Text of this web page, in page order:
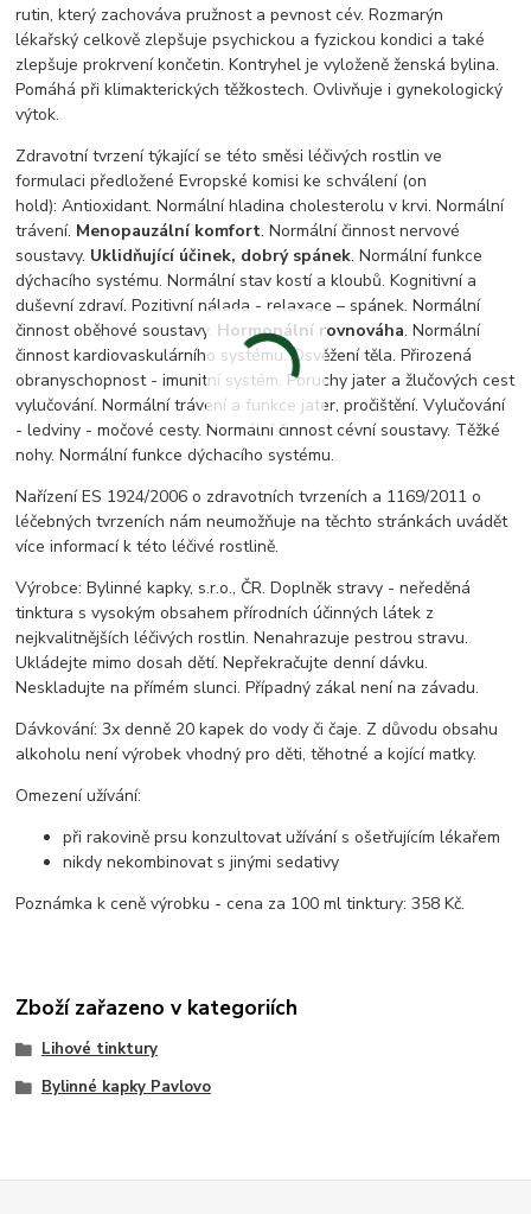
rutin, který zachováva pružnost a pevnost cév. Rozmarýn
lékařský celkově zlepšuje psychickou a fyzickou kondici a také
zlepšuje prokrvení končetin. Kontryhel je vyloženě ženská bylina.
Pomáhá při klimakterických těžkostech. Ovlivňuje i gynekologický
výtok.
Zdravotní tvrzení týkající se této směsi léčivých rostlin ve
formulaci předložené Evropské komisi ke schválení (on
hold): Antioxidant. Normální hladina cholesterolu v krvi. Normální
trávení. Menopauzální komfort. Normální činnost nervové
soustavy. Uklidňující účinek, dobrý spánek.Normální funkce
dýchacího systému. Normální stav kostí a kloubů. Kognitivní a
duševní zdraví. Pozitivní nálada - relaxace – spánek. Normální
činnost oběhové soustavy. Hormonální rovnováha.Normální
činnost kardiovaskulárního systému. Osvěžení těla. Přirozená
obranyschopnost - imunitní systém. Poruchy jater a žlučových cest
vylučování. Normální trávení a funkce jater, pročištění. Vylučování
- ledviny - močové cesty. Normální činnost cévní soustavy. Těžké
nohy. Normální funkce dýchacího systému.
Nařízení ES 1924/2006 o zdravotních tvrzeních a 1169/2011 o
léčebných tvrzeních nám neumožňuje na těchto stránkách uvádět
více informací k této léčivé rostlině.
Výrobce: Bylinné kapky, s.r.o., ČR. Doplněk stravy - neředěná
tinktura s vysokým obsahem přírodních účinných látek z
nejkvalitnějších léčivých rostlin. Nenahrazuje pestrou stravu.
Ukládejte mimo dosah dětí. Nepřekračujte denní dávku.
Neskladujte na přímém slunci. Případný zákal není na závadu.
Dávkování: 3x denně 20 kapek do vody či čaje. Z důvodu obsahu
alkoholu není výrobek vhodný pro děti, těhotné a kojící matky.
Omezení užívání:
při rakovině prsu konzultovat užívání s ošetřujícím lékařem
nikdy nekombinovat s jinými sedativy
Poznámka k ceně výrobku - cena za 100 ml tinktury: 358 Kč.
Zboží zařazeno v kategoriích
Lihové tinktury
Bylinné kapky Pavlovo